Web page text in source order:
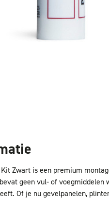
Zwart is een premium
geen vul- of voegmiddelen
Of je nu gevelpanelen,